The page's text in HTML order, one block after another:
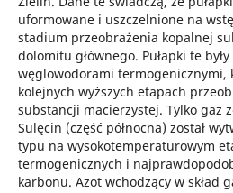
uformowane i uszczelnione na
stadium przeobrażenia kopalnej
dolomitu głównego. Pułapki te
węglowodorami termogenicznymi,
kolejnych wyższych etapach
substancji macierzystej. Tylko gaz
Sulęcin (część północna) został
typu na wysokotemperaturowym
termogenicznych i
karbonu. Azot wchodzący w skład